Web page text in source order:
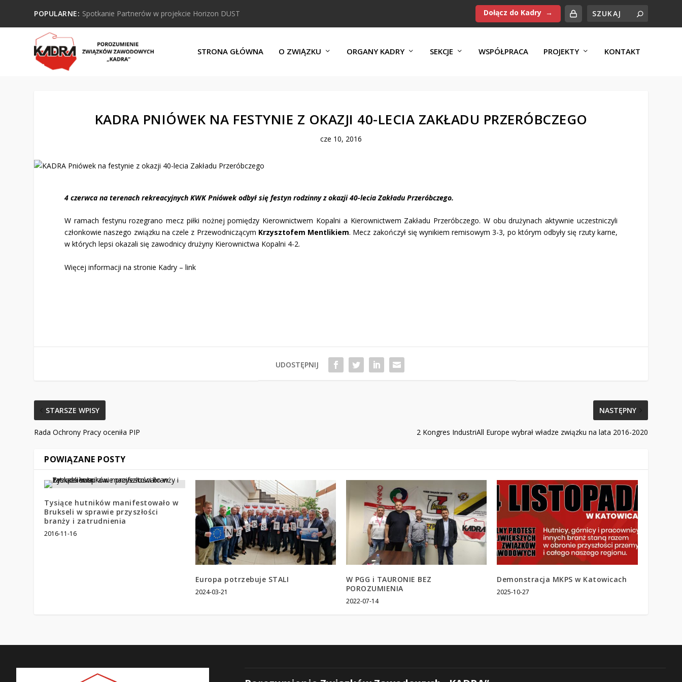
POPULARNE: Spotkanie Partnerów w projekcie Horizon DUST Dołącz do Kadry
STRONA GŁÓWNA O ZWIĄZKU ORGANY KADRY SEKCJE WSPÓŁPRACA PROJEKTY KONTAKT
KADRA PNIÓWEK NA FESTYNIE Z OKAZJI 40-LECIA ZAKŁADU PRZERÓBCZEGO
cze 10, 2016
4 czerwca na terenach rekreacyjnych KWK Pniówek odbył się festyn rodzinny z okazji 40-lecia Zakładu Przeróbczego.
W ramach festynu rozegrano mecz piłki nożnej pomiędzy Kierownictwem Kopalni a Kierownictwem Zakładu Przeróbczego. W obu drużynach aktywnie uczestniczyli
członkowie naszego związku na czele z Przewodniczącym Krzysztofem Mentlikiem. Mecz zakończył się wynikiem remisowym 3-3, po którym odbyły się rzuty karne,
w których lepsi okazali się zawodnicy drużyny Kierownictwa Kopalni 4-2.
Więcej informacji na stronie Kadry –link
UDOSTĘPNIJ
STARSZE WPISY
Rada Ochrony Pracy oceniła PIP
NASTĘPNY
2 Kongres IndustriAll Europe wybrał władze związku na lata 2016-2020
POWIĄZANE POSTY
Tysiące hutników manifestowało w
Brukseli w sprawie przyszłości
branży i zatrudnienia
2016-11-16
Europa potrzebuje STALI
2024-03-21
W PGG i TAURONIE BEZ
POROZUMIENIA
2022-07-14
Demonstracja MKPS w Katowicach
2025-10-27